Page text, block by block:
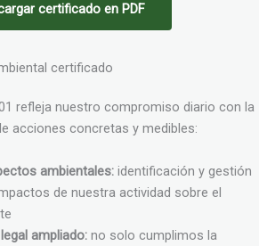
certificado en PDF
certificado
refleja nuestro compromiso diario con la
acciones concretas y medibles:
ambientales:identificación y gestión
de nuestra actividad sobre el
ampliado:no solo cumplimos la